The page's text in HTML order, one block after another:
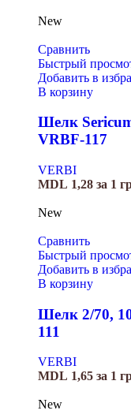
New
Сравнить
Быстрый
Добавить в
В корзину
Шелк
VRBF-117
VERBI
MDL 1,28 за 1
New
Сравнить
Быстрый
Добавить в
В корзину
Шелк 2/70,
111
VERBI
MDL 1,65 за 1
New